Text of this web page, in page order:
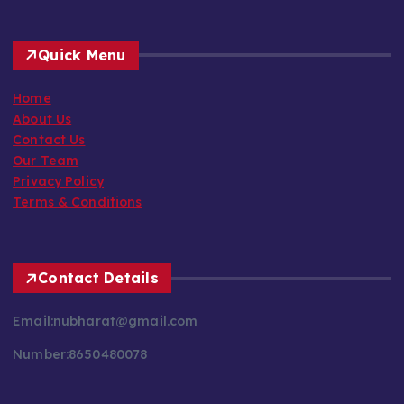
Quick Menu
Home
About Us
Contact Us
Our Team
Privacy Policy
Terms & Conditions
Contact Details
Email:nubharat@gmail.com
Number:8650480078